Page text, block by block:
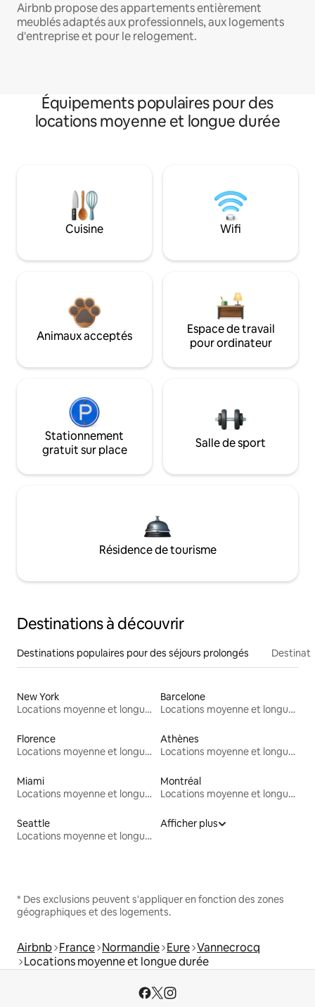
Airbnb propose des appartements entièrement
meublés adaptés aux professionnels, aux logements
d'entreprise et pour le relogement.
Équipements populaires pour des
locations moyenne et longue durée
Cuisine Wifi
Animaux acceptés
Espace de travail
pour ordinateur
Stationnement
gratuit sur place
Salle de sport
Résidence de tourisme
Destinations à découvrir
Destinations populaires pour des séjours prolongés
New York
Locations moyenne et longue durée
Barcelone
Locations moyenne et longue durée
Florence
Locations moyenne et longue durée
Athènes
Locations moyenne et longue durée
Miami
Locations moyenne et longue durée
Montréal
Locations moyenne et longue durée
Seattle
Locations moyenne et longue durée
Afficher plus
* Des exclusions peuvent s'appliquer en fonction des zones
géographiques et des logements.
Airbnb France Normandie Eure Vannecrocq
Locations moyenne et longue durée